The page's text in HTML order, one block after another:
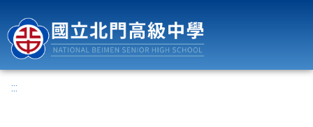
:::